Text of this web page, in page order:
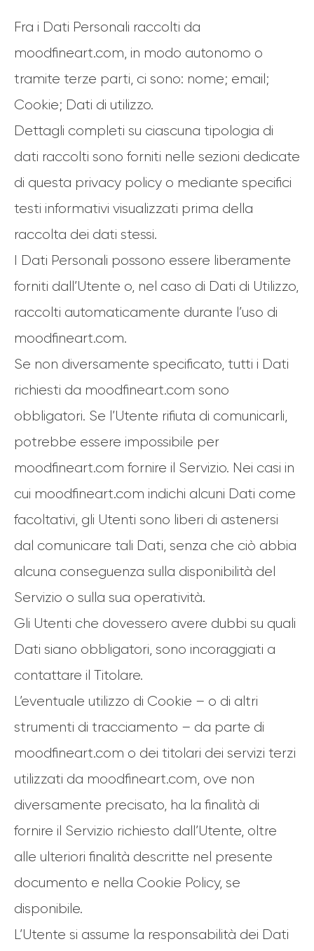
Fra i Dati Personali raccolti da
moodfineart.com, in modo autonomo o
tramite terze parti, ci sono: nome; email;
Cookie; Dati di utilizzo.
Dettagli completi su ciascuna tipologia di
dati raccolti sono forniti nelle sezioni dedicate
di questa privacy policy o mediante specifici
testi informativi visualizzati prima della
raccolta dei dati stessi.
I Dati Personali possono essere liberamente
forniti dall’Utente o, nel caso di Dati di Utilizzo,
raccolti automaticamente durante l’uso di
moodfineart.com.
Se non diversamente specificato, tutti i Dati
richiesti da moodfineart.com sono
obbligatori. Se l’Utente rifiuta di comunicarli,
potrebbe essere impossibile per
moodfineart.com fornire il Servizio. Nei casi in
cui moodfineart.com indichi alcuni Dati come
facoltativi, gli Utenti sono liberi di astenersi
dal comunicare tali Dati, senza che ciò abbia
alcuna conseguenza sulla disponibilità del
Servizio o sulla sua operatività.
Gli Utenti che dovessero avere dubbi su quali
Dati siano obbligatori, sono incoraggiati a
contattare il Titolare.
L’eventuale utilizzo di Cookie – o di altri
strumenti di tracciamento – da parte di
moodfineart.com o dei titolari dei servizi terzi
utilizzati da moodfineart.com, ove non
diversamente precisato, ha la finalità di
fornire il Servizio richiesto dall’Utente, oltre
alle ulteriori finalità descritte nel presente
documento e nella Cookie Policy, se
disponibile.
L’Utente si assume la responsabilità dei Dati